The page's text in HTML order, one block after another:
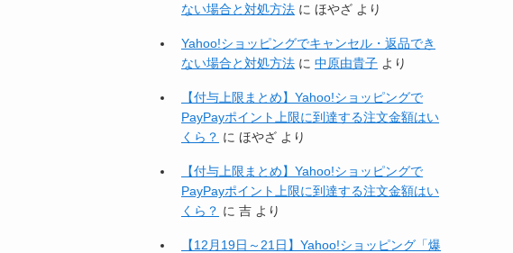
ない場合と対処方法 に ほやざ より
Yahoo!ショッピングでキャンセル・返品でき
ない場合と対処方法 に 中原由貴子 より
【付与上限まとめ】Yahoo!ショッピングで
PayPayポイント上限に到達する注文金額はい
くら？ に ほやざ より
【付与上限まとめ】Yahoo!ショッピングで
PayPayポイント上限に到達する注文金額はい
くら？ に 吉 より
【12月19日～21日】Yahoo!ショッピング「爆